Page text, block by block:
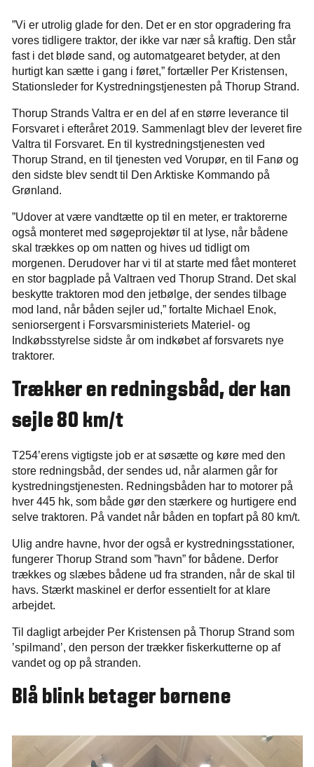
”Vi er utrolig glade for den. Det er en stor opgradering fra
vores tidligere traktor, der ikke var nær så kraftig. Den står
fast i det bløde sand, og automatgearet betyder, at den
hurtigt kan sætte i gang i føret,” fortæller Per Kristensen,
Stationsleder for Kystredningstjenesten på Thorup Strand.
Thorup Strands Valtra er en del af en større leverance til
Forsvaret i efteråret 2019. Sammenlagt blev der leveret fire
Valtra til Forsvaret. En til kystredningstjenesten ved
Thorup Strand, en til tjenesten ved Vorupør, en til Fanø og
den sidste blev sendt til Den Arktiske Kommando på
Grønland.
”Udover at være vandtætte op til en meter, er traktorerne
også monteret med søgeprojektør til at lyse, når bådene
skal trækkes op om natten og hives ud tidligt om
morgenen. Derudover har vi til at starte med fået monteret
en stor bagplade på Valtraen ved Thorup Strand. Det skal
beskytte traktoren mod den jetbølge, der sendes tilbage
mod land, når båden sejler ud,” fortalte Michael Enok,
seniorsergent i Forsvarsministeriets Materiel- og
Indkøbsstyrelse sidste år om indkøbet af forsvarets nye
traktorer.
Trækker en redningsbåd, der kan
sejle 80 km/t
T254’erens vigtigste job er at søsætte og køre med den
store redningsbåd, der sendes ud, når alarmen går for
kystredningstjenesten. Redningsbåden har to motorer på
hver 445 hk, som både gør den stærkere og hurtigere end
selve traktoren. På vandet når båden en topfart på 80 km/t.
Ulig andre havne, hvor der også er kystredningsstationer,
fungerer Thorup Strand som ”havn” for bådene. Derfor
trækkes og slæbes bådene ud fra stranden, når de skal til
havs. Stærkt maskinel er derfor essentielt for at klare
arbejdet.
Til dagligt arbejder Per Kristensen på Thorup Strand som
’spilmand’, den person der trækker fiskerkutterne op af
vandet og op på stranden.
Blå blink betager børnene